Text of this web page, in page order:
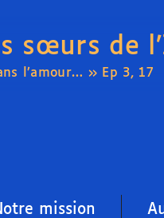
sœurs de
l’amour… » Ep 3, 17
mission